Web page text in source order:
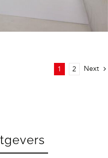
1 2 Next